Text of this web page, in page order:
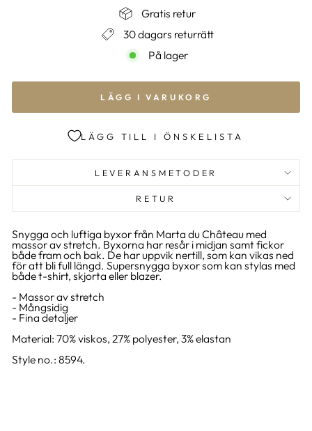
Gratis retur
30 dagars returrätt
På lager
LÄGG I VARUKORG
LÄGG TILL I ÖNSKELISTA
LEVERANSMETODER
RETUR
Snygga och luftiga byxor från Marta du Château med
massor av stretch. Byxorna har resår i midjan samt fickor
både fram och bak. De har uppvik nertill, som kan vikas ned
för att bli full längd. Supersnygga byxor som kan stylas med
både t-shirt, skjorta eller blazer.
- Massor av stretch
- Mångsidig
- Fina detaljer
Material: 70% viskos, 27% polyester, 3% elastan
Style no.: 8594.